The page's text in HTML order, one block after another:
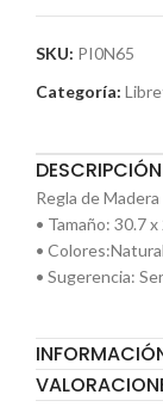
SKU: PI0N65
Categoría:
DESCRIPCIÓN
Regla de
• Tamaño: 30.7
•
• Sugerencia: